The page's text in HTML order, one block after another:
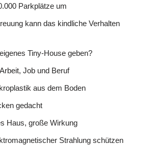
Parkplätze um
kann das kindliche Verhalten
Tiny-House geben?
Job und Beruf
aus dem Boden
gedacht
Haus, große Wirkung
Strahlung schützen